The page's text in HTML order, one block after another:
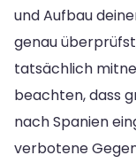
und Aufbau
genau
tatsächlich
beachten, dass
nach Spanien
verbotene